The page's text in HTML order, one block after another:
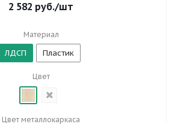
2 582 руб./шт
Материал
ЛДСП Пластик
Цвет
Цвет металлокаркаса